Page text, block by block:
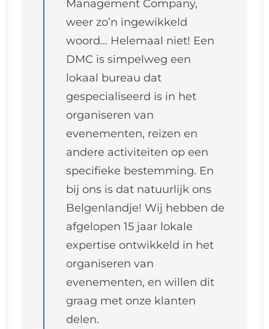
Management Company,
weer zo’n ingewikkeld
woord… Helemaal niet! Een
DMC is simpelweg een
lokaal bureau dat
gespecialiseerd is in het
organiseren van
evenementen, reizen en
andere activiteiten op een
specifieke bestemming. En
bij ons is dat natuurlijk ons
Belgenlandje! Wij hebben de
afgelopen 15 jaar lokale
expertise ontwikkeld in het
organiseren van
evenementen, en willen dit
graag met onze klanten
delen.